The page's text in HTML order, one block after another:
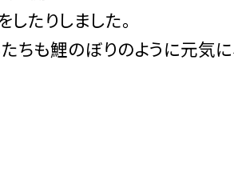
たりしました。
ちも鯉のぼりのように元気に